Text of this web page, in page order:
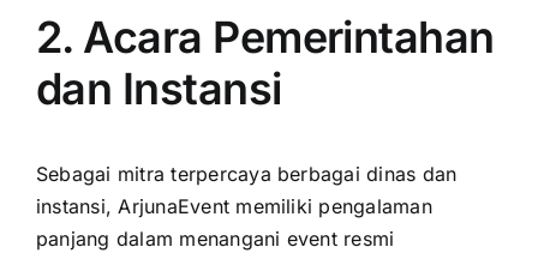
2. Acara Pemerintahan
dan Instansi
Sebagai mitra terpercaya berbagai dinas dan
instansi, ArjunaEvent memiliki pengalaman
panjang dalam menangani event resmi